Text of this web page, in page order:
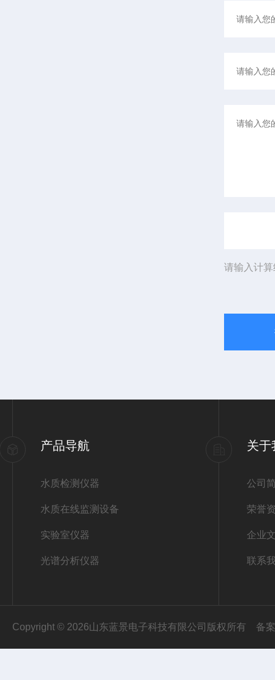
请输入计
产品导航
水质检测仪器
水质在线监测设备
实验室仪器
光谱分析仪器
关于
公司
荣誉
企业
联系
Copyright © 2026山东蓝景电子科技有限公司版权所有 备